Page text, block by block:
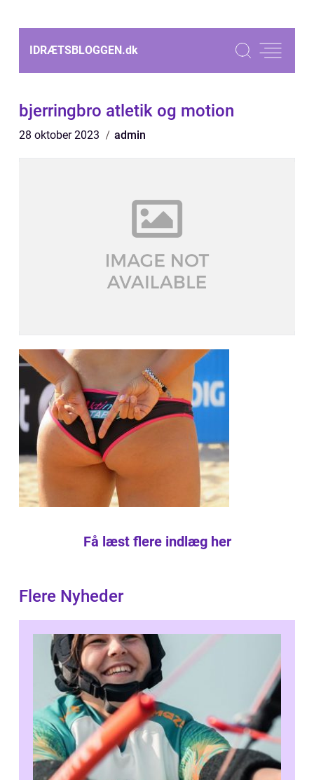
IDRÆTSBLOGGEN.dk
bjerringbro atletik og motion
28 oktober 2023 admin
Få læst flere indlæg her
Flere Nyheder